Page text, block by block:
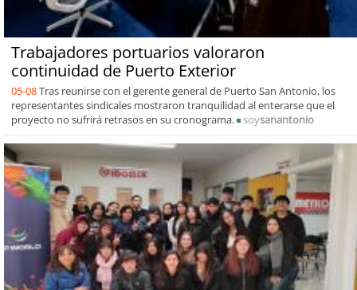
Trabajadores portuarios valoraron
continuidad de Puerto Exterior
05-08Tras reunirse con el gerente general de Puerto San Antonio, los
representantes sindicales mostraron tranquilidad al enterarse que el
proyecto no sufrirá retrasos en su cronograma.
soysanantonio